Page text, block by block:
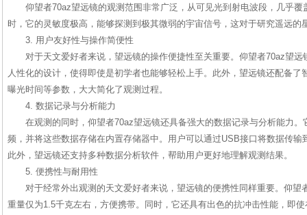
仰望者70az望远镜的观测范围非常广泛，从可见光到射电波段，几乎
时，它的灵敏度极高，能够探测到极其微弱的宇宙信号，这对于研究遥远的
3. 用户友好性与操作简便性
对于天文爱好者来说，望远镜的操作便捷性至关重要。仰望者70az望
人性化的设计，使得即使是初学者也能够轻松上手。此外，望远镜还配备了
曝光时间等参数，大大简化了观测过程。
4. 数据记录与分析能力
在观测的同时，仰望者70az望远镜还具备强大的数据记录与分析能力
频，并将这些数据存储在内置存储器中。用户可以通过USB接口将数据传
此外，望远镜还支持多种数据分析软件，帮助用户更好地理解观测结果。
5. 便携性与耐用性
对于经常外出观测的天文爱好者来说，望远镜的便携性同样重要。仰望
重量仅为1.5千克左右，方便携带。同时，它还具有出色的抗冲击性能，即